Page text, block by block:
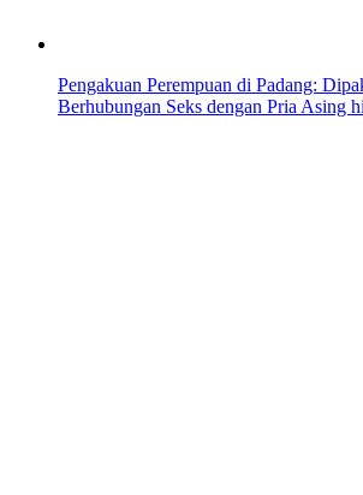
Pengakuan Perempuan di Padang:
Berhubungan Seks dengan Pria Asing